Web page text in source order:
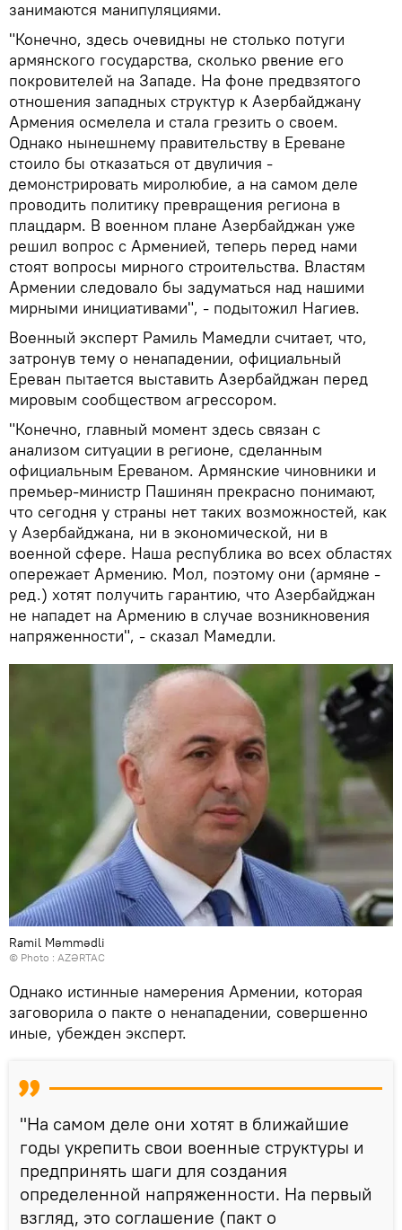
занимаются манипуляциями.
"Конечно, здесь очевидны не столько потуги
армянского государства, сколько рвение его
покровителей на Западе. На фоне предвзятого
отношения западных структур к Азербайджану
Армения осмелела и стала грезить о своем.
Однако нынешнему правительству в Ереване
стоило бы отказаться от двуличия -
демонстрировать миролюбие, а на самом деле
проводить политику превращения региона в
плацдарм. В военном плане Азербайджан уже
решил вопрос с Арменией, теперь перед нами
стоят вопросы мирного строительства. Властям
Армении следовало бы задуматься над нашими
мирными инициативами", - подытожил Нагиев.
Военный эксперт Рамиль Мамедли считает, что,
затронув тему о ненападении, официальный
Ереван пытается выставить Азербайджан перед
мировым сообществом агрессором.
"Конечно, главный момент здесь связан с
анализом ситуации в регионе, сделанным
официальным Ереваном. Армянские чиновники и
премьер-министр Пашинян прекрасно понимают,
что сегодня у страны нет таких возможностей, как
у Азербайджана, ни в экономической, ни в
военной сфере. Наша республика во всех областях
опережает Армению. Мол, поэтому они (армяне -
ред.) хотят получить гарантию, что Азербайджан
не нападет на Армению в случае возникновения
напряженности", - сказал Мамедли.
Ramil Məmmədli
© Photo : AZƏRTAC
Однако истинные намерения Армении, которая
заговорила о пакте о ненападении, совершенно
иные, убежден эксперт.
"На самом деле они хотят в ближайшие
годы укрепить свои военные структуры и
предпринять шаги для создания
определенной напряженности. На первый
взгляд, это соглашение (пакт о